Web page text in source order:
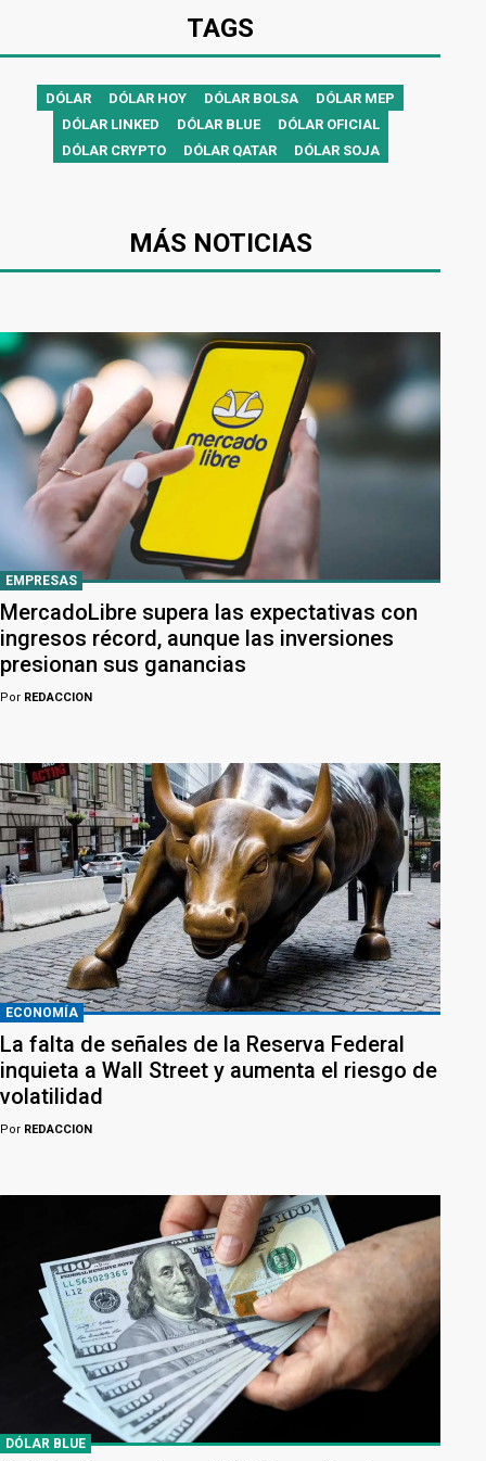
TAGS
DÓLAR DÓLAR HOY DÓLAR BOLSA
DÓLAR MEP
DÓLAR LINKED
DÓLAR BLUE
DÓLAR OFICIAL
DÓLAR CRYPTO
DÓLAR QATAR DÓLAR SOJA
MÁS NOTICIAS
EMPRESAS
MercadoLibre supera las expectativas con
ingresos récord, aunque las inversiones
presionan sus ganancias
Por REDACCION
ECONOMÍA
La falta de señales de la Reserva Federal
inquieta a Wall Street y aumenta el riesgo de
volatilidad
Por REDACCION
DÓLAR BLUE